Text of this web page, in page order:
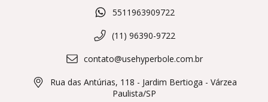
5511963909722
(11) 96390-9722
contato@usehyperbole.com.br
Rua das Antúrias, 118 - Jardim Bertioga - Várzea
Paulista/SP